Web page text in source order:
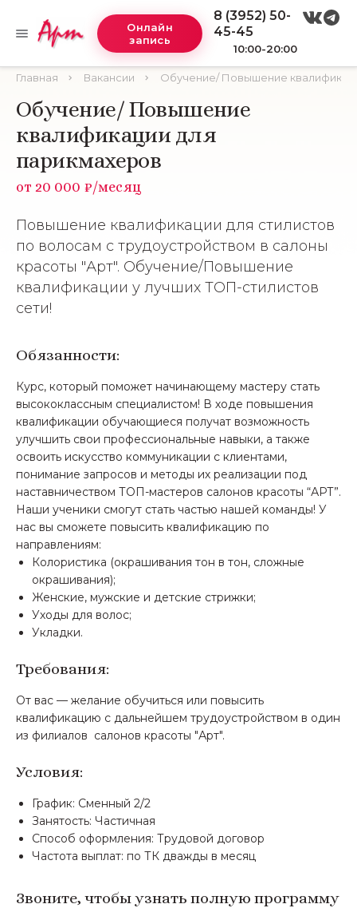
Онлайн
запись
8 (3952) 50-
45-45
10:00-20:00
Главная Вакансии Обучение/ Повышение
Обучение/ Повышение
квалификации для
парикмахеров
от 20 000 ₽/месяц
Повышение квалификации для стилистов
по волосам с трудоустройством в салоны
красоты "Арт". Обучение/Повышение
квалификации у лучших ТОП-стилистов
сети!
Обязанности:
Курс, который поможет начинающему мастеру стать
высококлассным специалистом! В ходе повышения
квалификации обучающиеся получат возможность
улучшить свои профессиональные навыки, а также
освоить искусство коммуникации с клиентами,
понимание запросов и методы их реализации под
наставничеством ТОП-мастеров салонов красоты “АРТ”.
Наши ученики смогут стать частью нашей команды! У
нас вы сможете повысить квалификацию по
направлениям:
Колористика (окрашивания тон в тон, сложные
окрашивания);
Женские, мужские и детские стрижки;
Уходы для волос;
Укладки.
Требования:
От вас — желание обучиться или повысить
квалификацию с дальнейшем трудоустройством в один
из филиалов салонов красоты "Арт".
Условия:
График: Сменный 2/2
Занятость: Частичная
Способ оформления: Трудовой договор
Частота выплат: по ТК дважды в месяц
Звоните, чтобы узнать полную программу